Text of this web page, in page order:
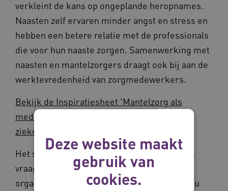
verkleint de kans op ongeplande heropnames.
Naasten zelf ervaren minder angst en stress en
hebben een betere relatie met de professionals
die voor hun naaste zorgen. Samenwerking met
naasten en mantelzorgers draagt ook bij aan de
werktevredenheid van zorgmedewerkers.
Bekijk de Inspiratiesheet 'Mantelzorg als
medicijn: samenwerken met naasten in het
ziekenhuis'
Het samenspel met naasten in ziekenhuizen
vraagt iets anders in denken, doen en
organiseren. Hoe pak je dat als ziekenhuis nu
Deze website maakt
gebruik van
cookies.